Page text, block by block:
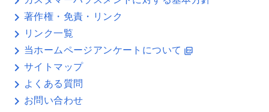
著作権・免責・リンク
リンク一覧
当ホームページアンケートについて picture_as_pdf
サイトマップ
よくある質問
お問い合わせ